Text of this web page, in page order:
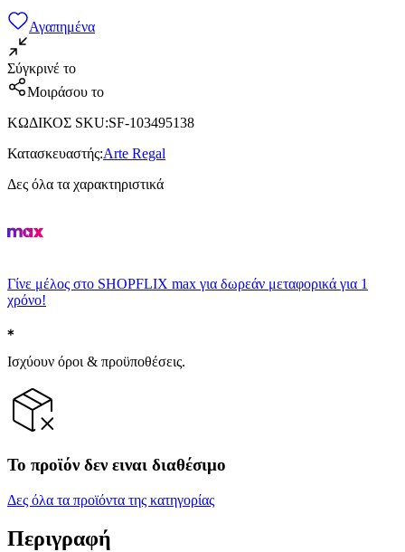
Αγαπημένα
Σύγκρινέ το
Μοιράσου το
ΚΩΔΙΚΟΣ SKU:SF-103495138
Κατασκευαστής:Arte Regal
Δες όλα τα χαρακτηριστικά
Γίνε μέλος στο SHOPFLIX max για δωρεάν μεταφορικά για 1
χρόνο!
Ισχύουν όροι & προϋποθέσεις.
Το προϊόν δεν ειναι διαθέσιμο
Δες όλα τα προϊόντα της κατηγορίας
Περιγραφή